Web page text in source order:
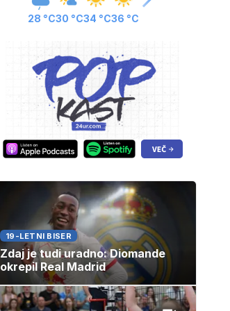
28 °C30 °C34 °C36 °C
19-LETNI BISER
Zdaj je tudi uradno: Diomande
okrepil Real Madrid